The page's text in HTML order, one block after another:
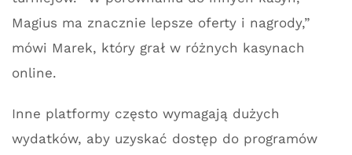
Magius ma znacznie lepsze oferty i nagrody,”
mówi Marek, który grał w różnych kasynach
online.
Inne platformy często wymagają dużych
wydatków, aby uzyskać dostęp do programów